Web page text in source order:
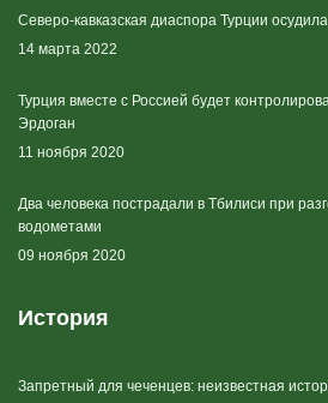
Северо-кавказская диаспора Турции
14 марта 2022
Турция вместе с Россией будет
Эрдоган
11 ноября 2020
Два человека пострадали в Тбилиси при
водометами
09 ноября 2020
История
Запретный для чеченцев: неизвестная